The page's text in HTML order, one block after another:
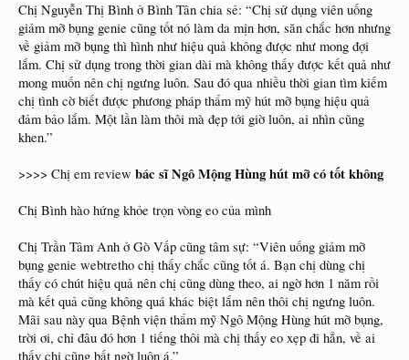
Chị Nguyễn Thị Bình ở Bình Tân chia sẻ: “Chị sử dụng viên uống
giảm mỡ bụng genie cũng tốt nó làm da mịn hơn, săn chắc hơn nhưng
về giảm mỡ bụng thì hình như hiệu quả không được như mong đợi
lắm. Chị sử dụng trong thời gian dài mà không thấy được kết quả như
mong muốn nên chị ngưng luôn. Sau đó qua nhiều thời gian tìm kiếm
chị tình cờ biết được phương pháp thẩm mỹ hút mỡ bụng hiệu quả
đảm bảo lắm. Một lần làm thôi mà đẹp tới giờ luôn, ai nhìn cũng
khen.”
>>>> Chị em review bác sĩ Ngô Mộng Hùng hút mỡ có tốt không
Chị Bình hào hứng khỏe trọn vòng eo của mình
Chị Trần Tâm Anh ở Gò Vấp cũng tâm sự: “Viên uống giảm mỡ
bụng genie webtretho chị thấy chắc cũng tốt á. Bạn chị dùng chị
thấy có chút hiệu quả nên chị cũng dùng theo, ai ngờ hơn 1 năm rồi
mà kết quả cũng không quá khác biệt lắm nên thôi chị ngưng luôn.
Mãi sau này qua Bệnh viện thẩm mỹ Ngô Mộng Hùng hút mỡ bụng,
trời ơi, chỉ đâu đó hơn 1 tiếng thôi mà chị thấy eo xẹp đi hẳn, về ai
thấy chị cũng bất ngờ luôn á.”